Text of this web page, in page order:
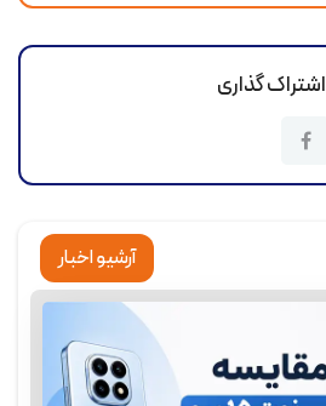
اشتراک گذاری
آرشیو اخبار